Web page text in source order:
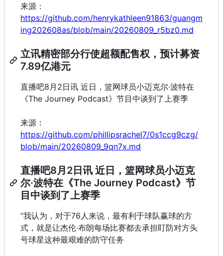
来源：
https://github.com/henrykathleen91863/guangm
ing202608as/blob/main/20260809_r5bz0.md
立讯精密部分行使超额配售权，预计募资
7.89亿港元
直播吧8月2日讯 近日，篮网球员小迈克尔·波特在
《The Journey Podcast》节目中谈到了上赛季
来源：
https://github.com/phillipsrachel7/0s1ccg9czg/
blob/main/20260809_9qn7x.md
直播吧8月2日讯 近日，篮网球员小迈克
尔·波特在《The Journey Podcast》节
目中谈到了上赛季
“我认为，对于76人来说，最有利于球队赢球的方
式，就是让杰伦·布朗每场比赛都去承担盯防对方头
号球星这种最艰难的防守任务